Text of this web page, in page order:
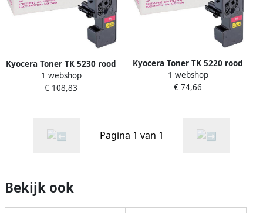
Kyocera Toner TK 5230 rood
1 webshop
€ 108,83
Kyocera Toner TK 5220 rood
1 webshop
€ 74,66
Pagina 1 van 1
Bekijk ook